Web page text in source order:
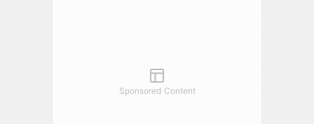
Sponsored Content